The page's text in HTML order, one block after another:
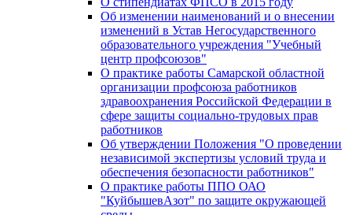
Об изменении наименований и о внесении
изменений в Устав Негосударственного
образовательного учреждения "Учебный
центр профсоюзов"
О практике работы Самарской областной
организации профсоюза работников
здравоохранения Российской Федерации в
сфере защиты социально-трудовых прав
работников
Об утверждении Положения "О проведении
независимой экспертизы условий труда и
обеспечения безопасности работников"
О практике работы ППО ОАО
"КуйбышевАзот" по защите окружающей